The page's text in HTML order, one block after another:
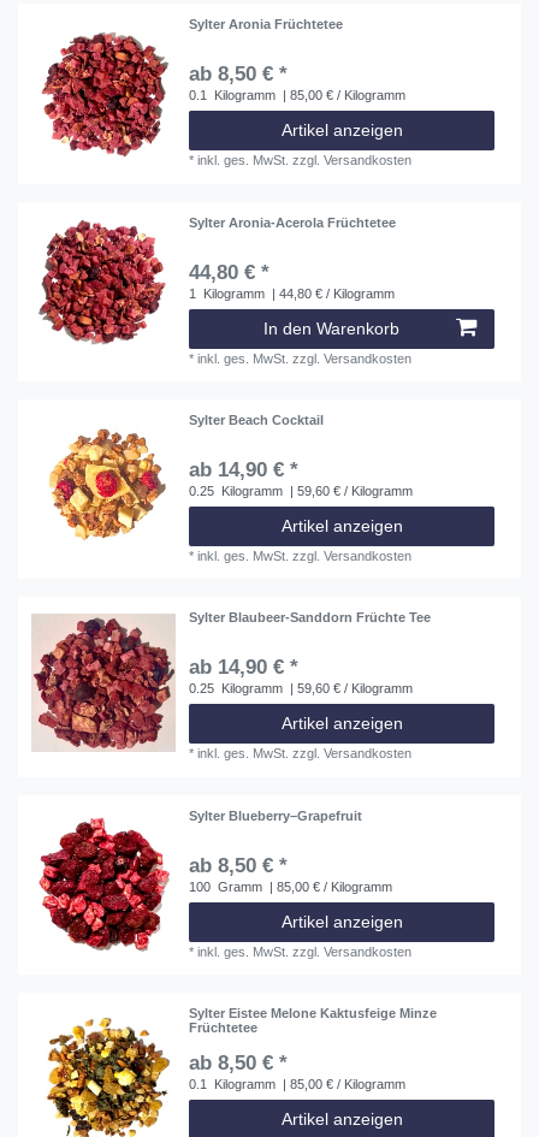
Sylter Aronia Früchtetee
ab 8,50 € *
0.1 Kilogramm | 85,00 € / Kilogramm
Artikel anzeigen
*inkl. ges. MwSt. zzgl.Versandkosten
Sylter Aronia-Acerola Früchtetee
44,80 € *
1 Kilogramm | 44,80 € / Kilogramm
In den Warenkorb
*inkl. ges. MwSt. zzgl.Versandkosten
Sylter Beach Cocktail
ab 14,90 € *
0.25 Kilogramm | 59,60 € / Kilogramm
Artikel anzeigen
*inkl. ges. MwSt. zzgl.Versandkosten
Sylter Blaubeer-Sanddorn Früchte Tee
ab 14,90 € *
0.25 Kilogramm | 59,60 € / Kilogramm
Artikel anzeigen
*inkl. ges. MwSt. zzgl.Versandkosten
Sylter Blueberry–Grapefruit
ab 8,50 € *
100 Gramm | 85,00 € / Kilogramm
Artikel anzeigen
*inkl. ges. MwSt. zzgl.Versandkosten
Sylter Eistee Melone Kaktusfeige Minze
Früchtetee
ab 8,50 € *
0.1 Kilogramm | 85,00 € / Kilogramm
Artikel anzeigen